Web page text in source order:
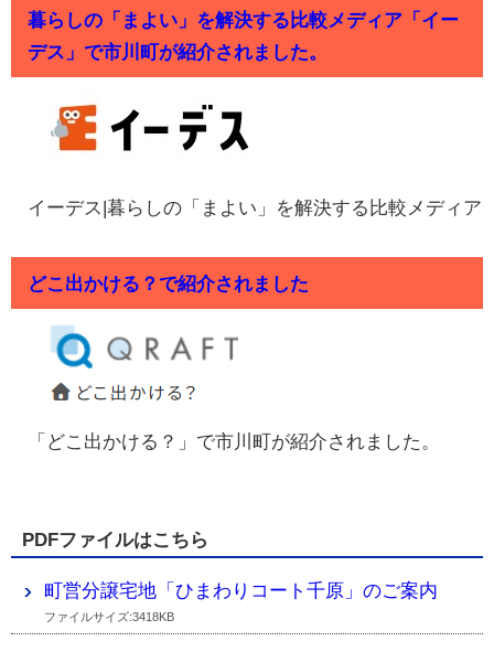
暮らしの「まよい」を解決する比較メディア「イー
デス」で市川町が紹介されました。
イーデス|暮らしの「まよい」を解決する比較メディア
どこ出かける？で紹介されました
「どこ出かける？」で市川町が紹介されました。
PDFファイルはこちら
町営分譲宅地「ひまわりコート千原」のご案内
ファイルサイズ:3418KB